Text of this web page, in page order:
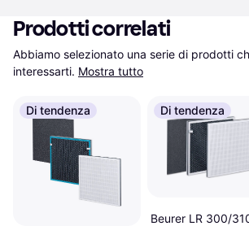
Prodotti correlati
Abbiamo selezionato una serie di prodotti
interessarti. Mostra tutto
Di tendenza Di tendenza
Beurer LR 300/